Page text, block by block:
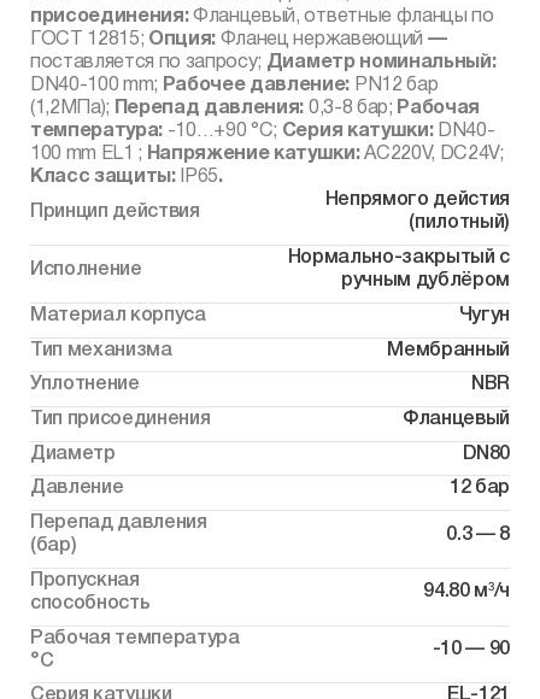
присоединения:Фланцевый, ответные фланцы по
ГОСТ 12815; Опция: Фланец нержавеющий —
поставляется по запросу; Диаметр номинальный:
DN40-100 mm; Рабочее давление: PN12 бар
(1,2МПа); Перепад давления: 0,3-8 бар; Рабочая
температура: -10…+90 °С; Серия катушки: DN40-
100 mm EL1 ; Напряжение катушки:AC220V, DC24V;
Класс защиты:
IP65.
Принцип действия
Непрямого дейстия
(пилотный)
Исполнение
Нормально-закрытый с
ручным дублёром
Материал корпуса
Чугун
Тип механизма
Мембранный
Уплотнение
NBR
Тип присоединения
Фланцевый
Диаметр
DN80
Давление
12 бар
Перепад давления
(бар)
0.3 — 8
Пропускная
способность
94.80 м³/ч
Рабочая температура
°С
-10 — 90
Серия катушки
EL-121